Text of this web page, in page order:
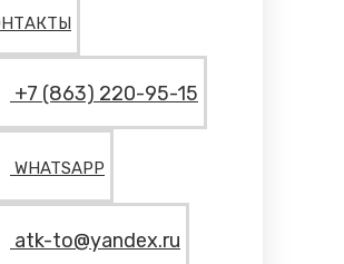
+7 (863) 220-95-15
WHATSAPP
atk-to@yandex.ru